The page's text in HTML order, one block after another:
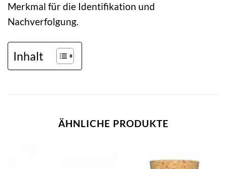
Merkmal für die Identifikation und
Nachverfolgung.
Inhalt
ÄHNLICHE PRODUKTE